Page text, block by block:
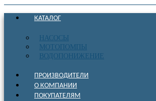
КАТАЛОГ
НАСОСЫ
МОТОПОМПЫ
ВОДОПОНИЖЕНИЕ
ПРОИЗВОДИТЕЛИ
О КОМПАНИИ
ПОКУПАТЕЛЯМ